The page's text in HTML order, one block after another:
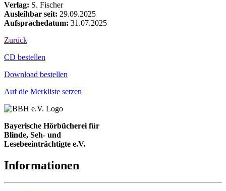
Verlag: S. Fischer
Ausleihbar seit: 29.09.2025
Aufsprachedatum: 31.07.2025
Zurück
Bestell-Aktionen
CD bestellen
Download bestellen
Auf die Merkliste setzen
Bayerische Hörbücherei für
Blinde, Seh- und
Lesebeeinträchtigte e.V.
Informationen